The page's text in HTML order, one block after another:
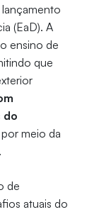
(EaD). A
ensino de
que
do
meio da
.
de
atuais do